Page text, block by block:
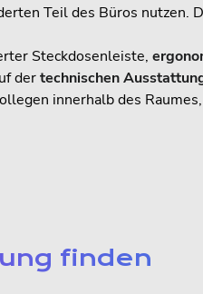
Teil des Büros nutzen.
Steckdosenleiste,
dertechnischen
innerhalb des
finden